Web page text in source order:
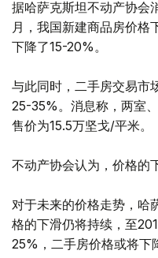
据哈萨克斯坦不动产协会
月，我国新建商品房价格
下降了15-20%。
与此同时，二手房交易市
25-35%。消息称，两室
售价为15.5万坚戈/平米。
不动产协会认为，价格的
对于未来的价格走势，哈
格的下滑仍将持续，至
25%，二手房价格或将下